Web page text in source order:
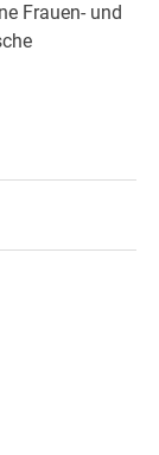
Frauen- und